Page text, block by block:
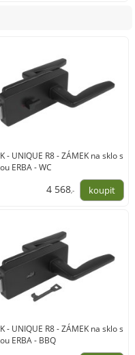
- UNIQUE R8 - ZÁMEK na sklo s
ERBA - WC
4 568,-
- UNIQUE R8 - ZÁMEK na sklo s
ERBA - BBQ